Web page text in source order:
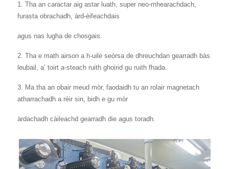
1. Tha an caractar aig astar luath, super neo-mhearachdach,
furasta obrachadh, àrd-èifeachdais
agus nas lugha de chosgais.
2. Tha e math airson a h-uile seòrsa de dhreuchdan gearradh bàs
leubail, a’ toirt a-steach ruith ghoirid gu ruith fhada.
3. Ma tha an obair meud mòr, faodaidh tu an rolair magnetach
atharrachadh a rèir sin, bidh e gu mòr
àrdachadh càileachd gearradh die agus toradh.